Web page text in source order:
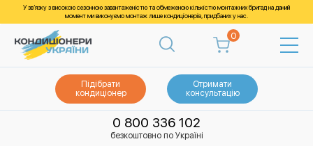
У зв’язку з високою сезонною завантаженістю та обмеженою кількістю монтажних бригад на даний
момент ми виконуємо монтаж лише кондиціонерів, придбаних у нас.
0
Підібрати
кондиціонер
Отримати
консультацію
0 800 336 102
безкоштовно по Україні